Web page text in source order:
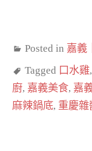
Posted in 嘉義
Tagged 口水雞,
廚, 嘉義美食, 嘉
麻辣鍋底, 重慶雜